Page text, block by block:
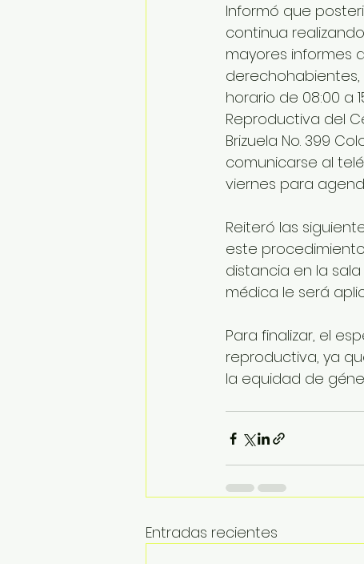
Informó que
continua realizando
mayores informes
horario de 08:00 a
Reproductiva del
Brizuela No. 399
comunicarse al
viernes para
Reiteró las
este
distancia en la
médica le será
Para finalizar, el
reproductiva, ya
la equidad de
Entradas recientes